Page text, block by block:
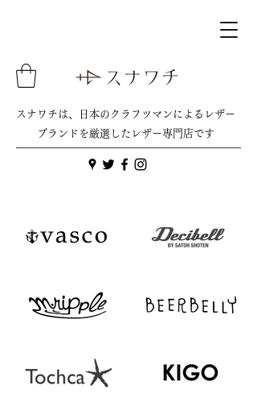
スナワチは、日本のクラフツマンによるレザー
ブランドを厳選したレザー専門店です